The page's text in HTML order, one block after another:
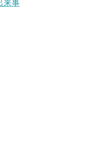
来事